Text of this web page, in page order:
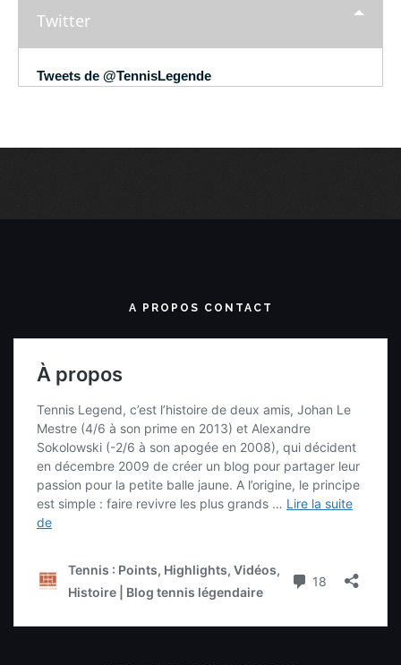
Twitter
Tweets de @TennisLegende
A PROPOS CONTACT